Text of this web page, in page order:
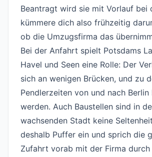
Beantragt wird sie mit Vorlauf bei
kümmere dich also frühzeitig
ob die Umzugsfirma das
Bei der Anfahrt spielt Potsdams
Havel und Seen eine Rolle: Der
sich an wenigen Brücken, und zu
Pendlerzeiten von und nach Berlin
werden. Auch Baustellen sind in
wachsenden Stadt keine
deshalb Puffer ein und sprich die
Zufahrt vorab mit der Firma